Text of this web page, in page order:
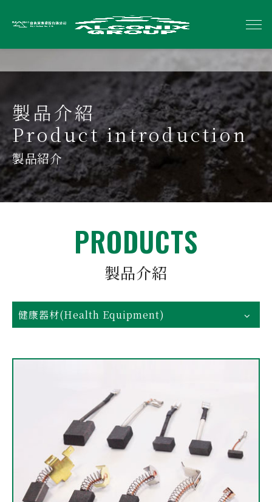
製品介紹
Product introduction
製品紹介
PRODUCTS
製品介紹
健康器材(Health Equipment)